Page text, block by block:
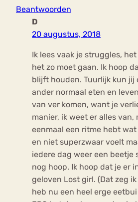
Beantwoorden
D
20 augustus, 2018
Ik lees vaak je struggles,
het zo moet gaan. Ik hoop
blijft houden. Tuurlijk kun jij
ander normaal eten en
van ver komen, want je
manier, ik weet er alles van,
eenmaal een ritme hebt
en niet superzwaar voelt
iedere dag weer een beetje
nog hoop. Ik hoop dat je er
geloven Lost girl. (Dat zeg
heb nu een heel erge